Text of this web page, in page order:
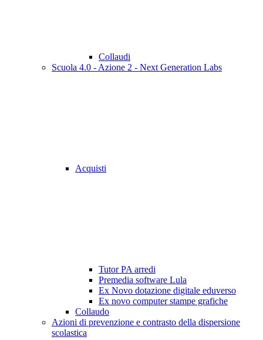
Collaudi
Scuola 4.0 - Azione 2 - Next Generation Labs
Acquisti
Tutor PA arredi
Premedia software Lula
Ex Novo dotazione digitale eduverso
Ex novo computer stampe grafiche
Collaudo
Azioni di prevenzione e contrasto della dispersione
scolastica